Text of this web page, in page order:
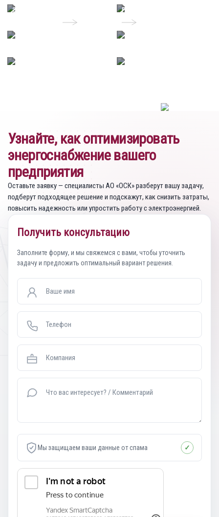
электроэнергии на
подключение АИИС КУЭ
Узнайте, как оптимизировать
энергоснабжение вашего
предприятия
Оставьте заявку — специалисты АО «ОСК» разберут вашу задачу,
подберут подходящее решение и подскажут, как снизить затраты,
повысить надежность или упростить работу с электроэнергией.
Получить консультацию
Заполните форму, и мы свяжемся с вами, чтобы уточнить
задачу и предложить оптимальный вариант решения.
Мы защищаем ваши данные от спама ✓